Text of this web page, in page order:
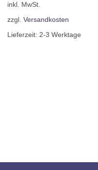
inkl. MwSt.
zzgl. Versandkosten
Lieferzeit: 2-3 Werktage